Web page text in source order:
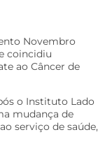
Novembro
coincidiu
ao Câncer de
o Instituto Lado
mudança de
serviço de saúde,